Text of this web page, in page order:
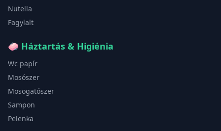
Nutella
Fagylalt
🧼 Háztartás & Higiénia
Wc papír
Mosószer
Mosogatószer
Sampon
Pelenka